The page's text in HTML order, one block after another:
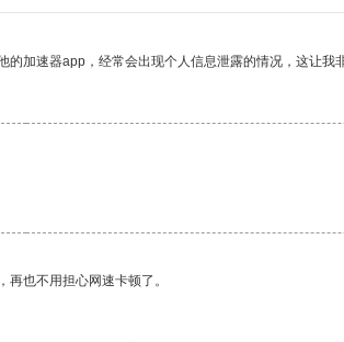
加速器app，经常会出现个人信息泄露的情况，这让我
也不用担心网速卡顿了。